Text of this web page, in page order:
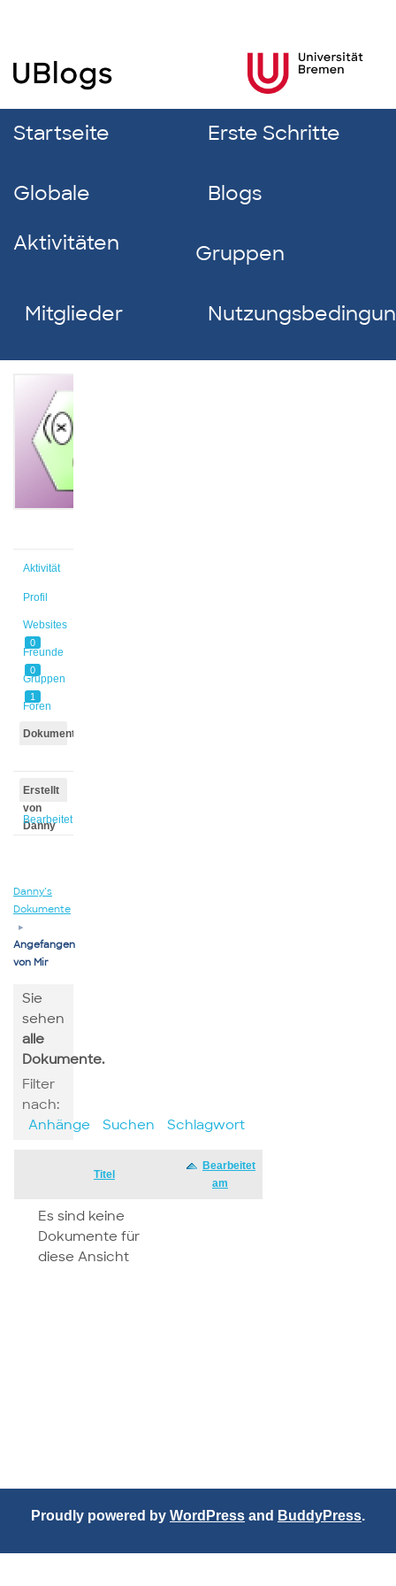
Startseite Erste Schritte
Globale
Aktivitäten
Blogs
Gruppen
Mitglieder
Aktivität
Profil
Websites
0
Freunde
0
Gruppen
1
Foren
Dokumente
Erstellt
von
Danny
Bearbeitet
Danny’s
Dokumente
▸
Angefangen
von Mir
Sie
sehen
alle
Dokumente.
Filter
nach:
Anhänge
Suchen Schlagwort
Titel
Bearbeitet
am
Es sind keine
Dokumente für
diese Ansicht
Proudly powered by WordPress and BuddyPress.